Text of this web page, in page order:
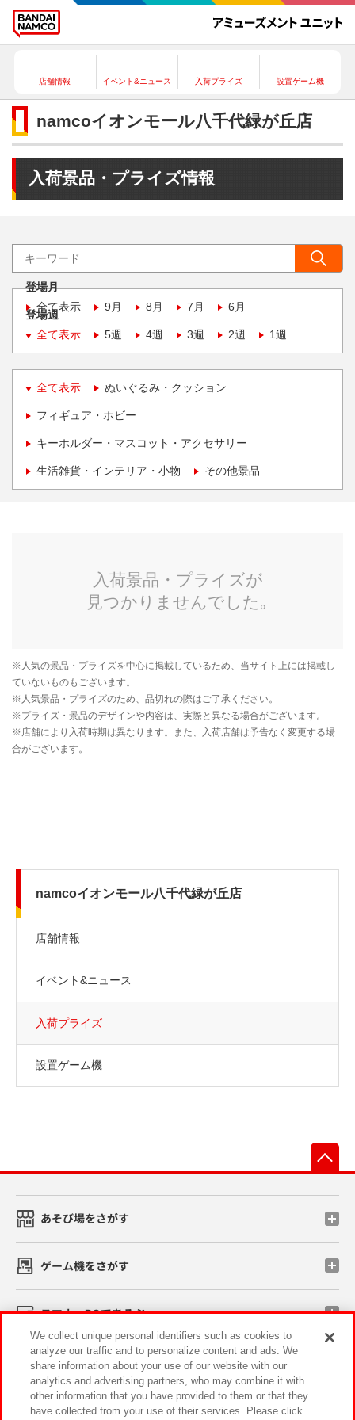
店舗情報 イベント&ニュース 入荷プライズ 設置ゲーム機
namcoイオンモール八千代緑が丘店
入荷景品・プライズ情報
登場月
全て表示
9月 8月 7月 6月
登場週
全て表示
5週 4週 3週 2週 1週
全て表示 ぬいぐるみ・クッション
フィギュア・ホビー
キーホルダー・マスコット・アクセサリー
生活雑貨・インテリア・小物 その他景品
namcoイオンモール八千代緑が丘店
店舗情報
イベント&ニュース
入荷プライズ
設置ゲーム機
あそび場をさがす
ゲーム機をさがす
スマホ・PCであそぶ
イベント・キャンペーン
We collect unique personal identifiers such as cookies to
analyze our traffic and to personalize content and ads. We
share information about your use of our website with our
analytics and advertising partners, who may combine it with
other information that you have provided to them or that they
have collected from your use of their services. Please click